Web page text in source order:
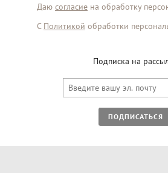
Даю согласие на обработку
С Политикой обработки
Подписка на
ПОДПИСАТЬСЯ